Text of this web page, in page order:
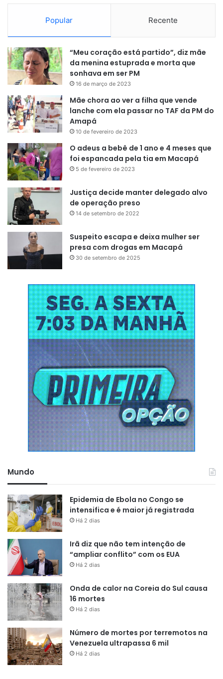
Popular Recente
“Meu coração está partido”, diz mãe
da menina estuprada e morta que
sonhava em ser PM
16 de março de 2023
Mãe chora ao ver a filha que vende
lanche com ela passar no TAF da PM do
Amapá
10 de fevereiro de 2023
O adeus a bebê de 1 ano e 4 meses que
foi espancada pela tia em Macapá
5 de fevereiro de 2023
Justiça decide manter delegado alvo
de operação preso
14 de setembro de 2022
Suspeito escapa e deixa mulher ser
presa com drogas em Macapá
30 de setembro de 2025
Mundo
Epidemia de Ebola no Congo se
intensifica e é maior já registrada
Há 2 dias
Irã diz que não tem intenção de
“ampliar conflito” com os EUA
Há 2 dias
Onda de calor na Coreia do Sul causa
16 mortes
Há 2 dias
Número de mortes por terremotos na
Venezuela ultrapassa 6 mil
Há 2 dias